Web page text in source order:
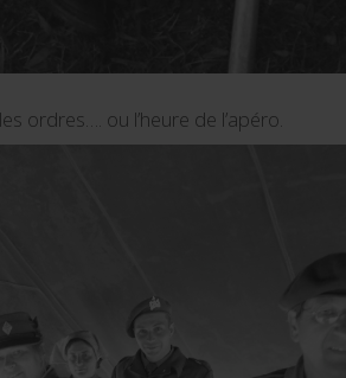
ordres…. ou l’heure de l’apéro.